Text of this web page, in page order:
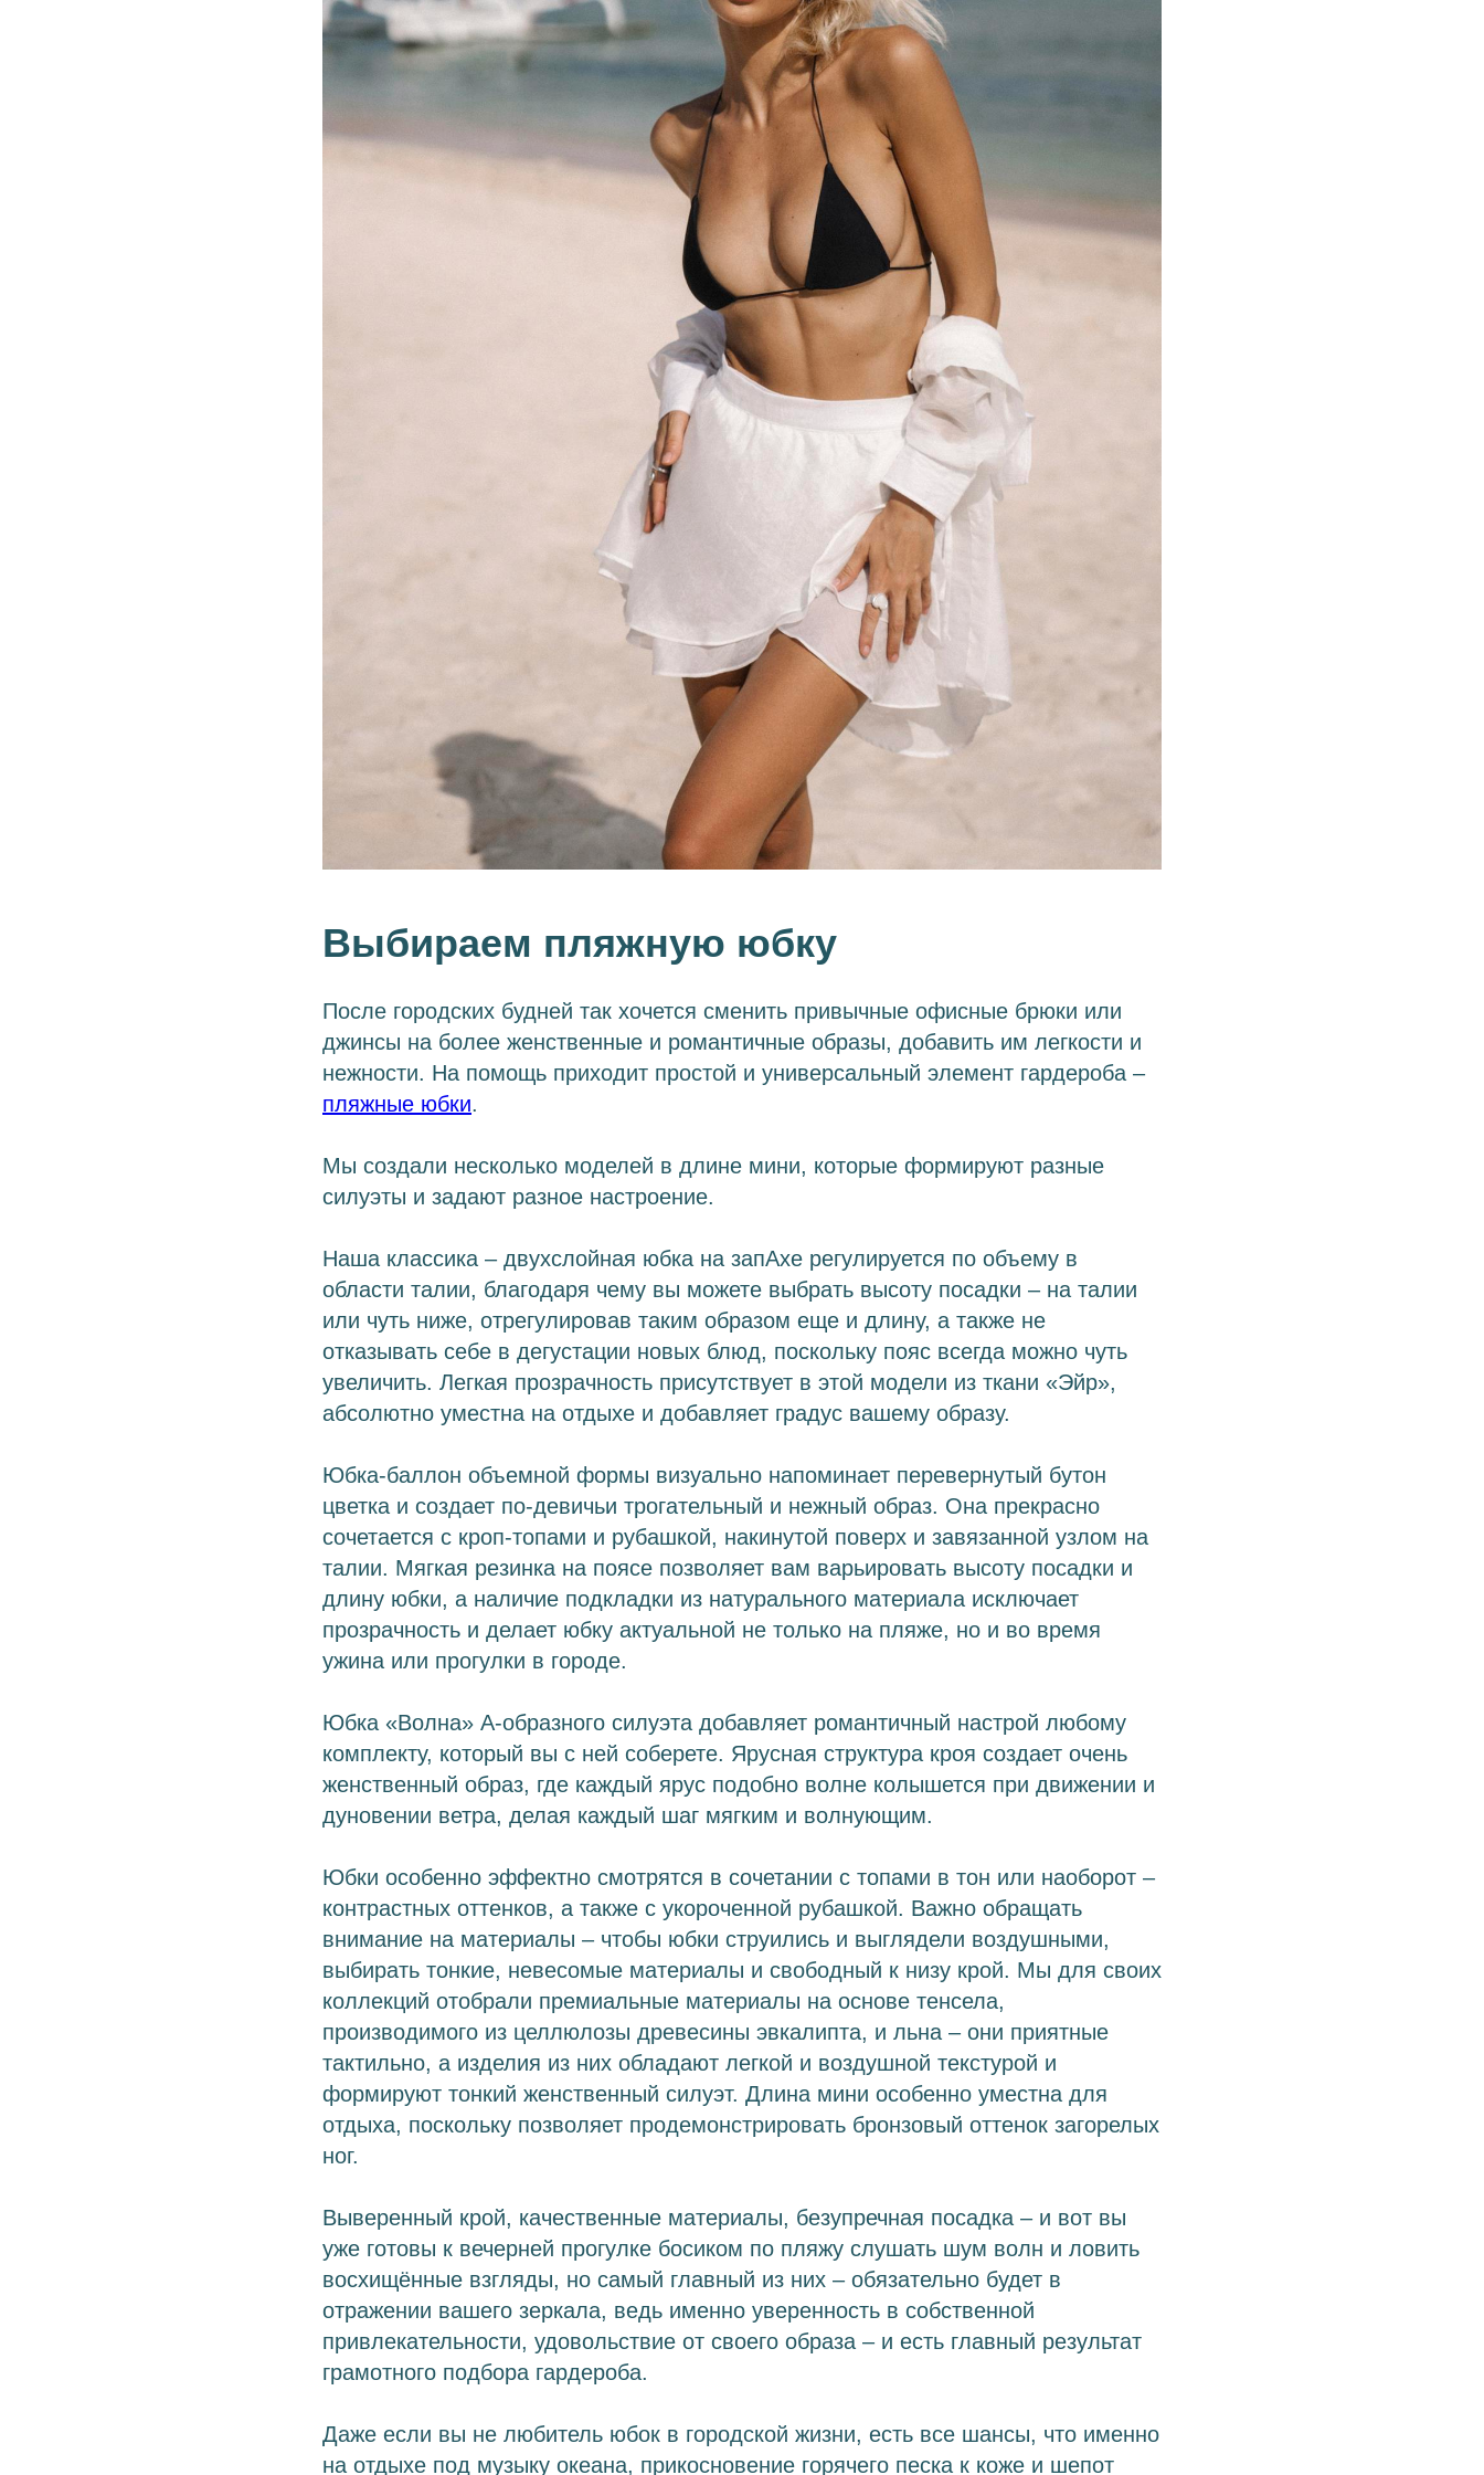
Выбираем пляжную юбку
После городских будней так хочется сменить привычные офисные брюки или
джинсы на более женственные и романтичные образы, добавить им легкости и
нежности. На помощь приходит простой и универсальный элемент гардероба –
пляжные юбки.
Мы создали несколько моделей в длине мини, которые формируют разные
силуэты и задают разное настроение.
Наша классика – двухслойная юбка на запАхе регулируется по объему в
области талии, благодаря чему вы можете выбрать высоту посадки – на талии
или чуть ниже, отрегулировав таким образом еще и длину, а также не
отказывать себе в дегустации новых блюд, поскольку пояс всегда можно чуть
увеличить. Легкая прозрачность присутствует в этой модели из ткани «Эйр»,
абсолютно уместна на отдыхе и добавляет градус вашему образу.
Юбка-баллон объемной формы визуально напоминает перевернутый бутон
цветка и создает по-девичьи трогательный и нежный образ. Она прекрасно
сочетается с кроп-топами и рубашкой, накинутой поверх и завязанной узлом на
талии. Мягкая резинка на поясе позволяет вам варьировать высоту посадки и
длину юбки, а наличие подкладки из натурального материала исключает
прозрачность и делает юбку актуальной не только на пляже, но и во время
ужина или прогулки в городе.
Юбка «Волна» А-образного силуэта добавляет романтичный настрой любому
комплекту, который вы с ней соберете. Ярусная структура кроя создает очень
женственный образ, где каждый ярус подобно волне колышется при движении и
дуновении ветра, делая каждый шаг мягким и волнующим.
Юбки особенно эффектно смотрятся в сочетании с топами в тон или наоборот –
контрастных оттенков, а также с укороченной рубашкой. Важно обращать
внимание на материалы – чтобы юбки струились и выглядели воздушными,
выбирать тонкие, невесомые материалы и свободный к низу крой. Мы для своих
коллекций отобрали премиальные материалы на основе тенсела,
производимого из целлюлозы древесины эвкалипта, и льна – они приятные
тактильно, а изделия из них обладают легкой и воздушной текстурой и
формируют тонкий женственный силуэт. Длина мини особенно уместна для
отдыха, поскольку позволяет продемонстрировать бронзовый оттенок загорелых
ног.
Выверенный крой, качественные материалы, безупречная посадка – и вот вы
уже готовы к вечерней прогулке босиком по пляжу слушать шум волн и ловить
восхищённые взгляды, но самый главный из них – обязательно будет в
отражении вашего зеркала, ведь именно уверенность в собственной
привлекательности, удовольствие от своего образа – и есть главный результат
грамотного подбора гардероба.
Даже если вы не любитель юбок в городской жизни, есть все шансы, что именно
на отдыхе под музыку океана, прикосновение горячего песка к коже и шепот